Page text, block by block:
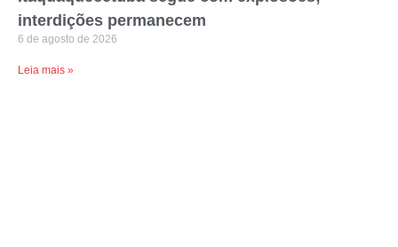
interdições permanecem
6 de agosto de 2026
Leia mais »